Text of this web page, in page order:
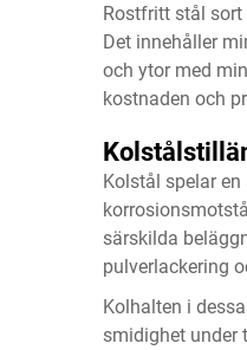
Rostfritt stål sort
Det innehåller
och ytor med
kostnaden och
Kolstål spelar
särskilda
pulverlackering
Kolhalten i
smidighet under